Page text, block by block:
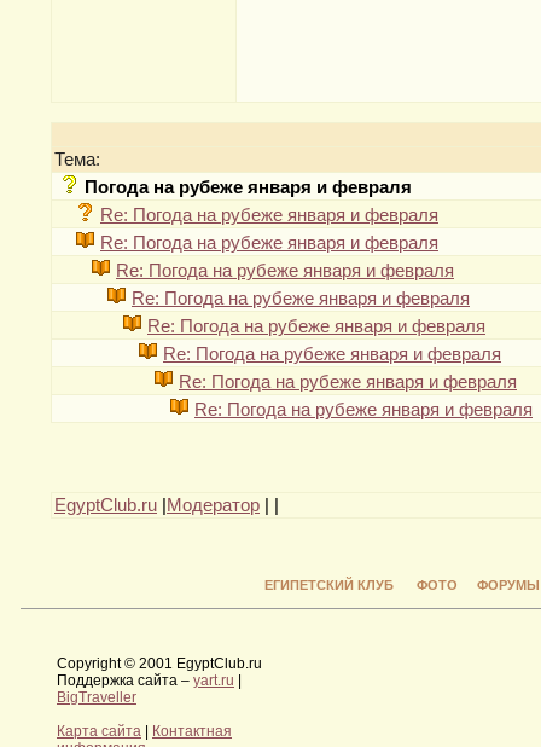
Тема:
Погода на рубеже января и февраля
Re: Погода на рубеже января и февраля
Re: Погода на рубеже января и февраля
Re: Погода на рубеже января и февраля
Re: Погода на рубеже января и февраля
Re: Погода на рубеже января и февраля
Re: Погода на рубеже января и февраля
Re: Погода на рубеже января и февраля
Re: Погода на рубеже января и февраля
EgyptClub.ru Модератор
ЕГИПЕТСКИЙ КЛУБ ФОТО ФОРУМЫ
Copyright © 2001 EgyptClub.ru
Поддержка сайта – yart.ru |
BigTraveller
Карта сайта | Контактная